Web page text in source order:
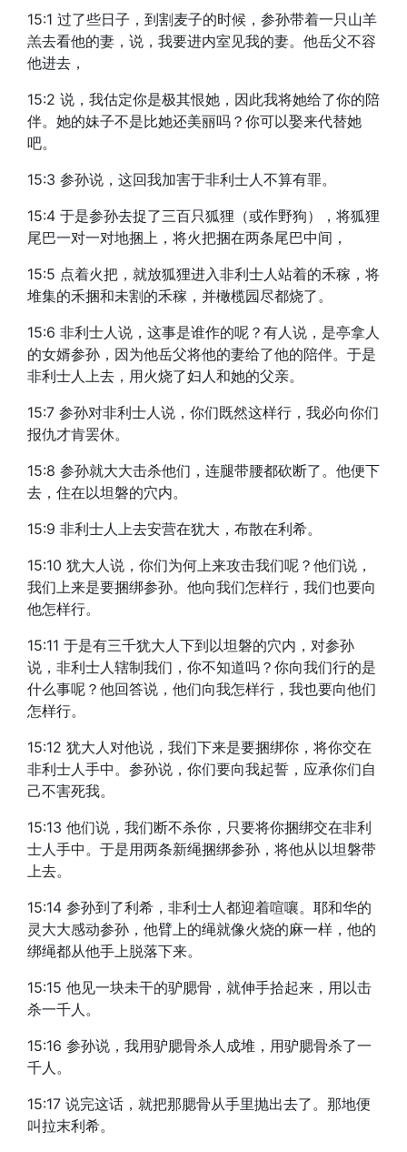
15:1 过了些日子，到割麦子的时候，参孙带着一只山羊
羔去看他的妻，说，我要进内室见我的妻。他岳父不容
他进去，
15:2 说，我估定你是极其恨她，因此我将她给了你的陪
伴。她的妹子不是比她还美丽吗？你可以娶来代替她
吧。
15:3 参孙说，这回我加害于非利士人不算有罪。
15:4 于是参孙去捉了三百只狐狸（或作野狗），将狐狸
尾巴一对一对地捆上，将火把捆在两条尾巴中间，
15:5 点着火把，就放狐狸进入非利士人站着的禾稼，将
堆集的禾捆和未割的禾稼，并橄榄园尽都烧了。
15:6 非利士人说，这事是谁作的呢？有人说，是亭拿人
的女婿参孙，因为他岳父将他的妻给了他的陪伴。于是
非利士人上去，用火烧了妇人和她的父亲。
15:7 参孙对非利士人说，你们既然这样行，我必向你们
报仇才肯罢休。
15:8 参孙就大大击杀他们，连腿带腰都砍断了。他便下
去，住在以坦磐的穴内。
15:9 非利士人上去安营在犹大，布散在利希。
15:10 犹大人说，你们为何上来攻击我们呢？他们说，
我们上来是要捆绑参孙。他向我们怎样行，我们也要向
他怎样行。
15:11 于是有三千犹大人下到以坦磐的穴内，对参孙
说，非利士人辖制我们，你不知道吗？你向我们行的是
什么事呢？他回答说，他们向我怎样行，我也要向他们
怎样行。
15:12 犹大人对他说，我们下来是要捆绑你，将你交在
非利士人手中。参孙说，你们要向我起誓，应承你们自
己不害死我。
15:13 他们说，我们断不杀你，只要将你捆绑交在非利
士人手中。于是用两条新绳捆绑参孙，将他从以坦磐带
上去。
15:14 参孙到了利希，非利士人都迎着喧嚷。耶和华的
灵大大感动参孙，他臂上的绳就像火烧的麻一样，他的
绑绳都从他手上脱落下来。
15:15 他见一块未干的驴腮骨，就伸手拾起来，用以击
杀一千人。
15:16 参孙说，我用驴腮骨杀人成堆，用驴腮骨杀了一
千人。
15:17 说完这话，就把那腮骨从手里抛出去了。那地便
叫拉末利希。